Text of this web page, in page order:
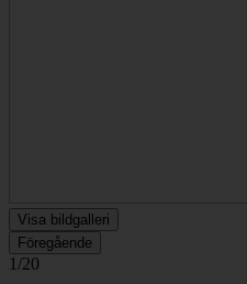
Visa bildgalleri
Föregående
1/20